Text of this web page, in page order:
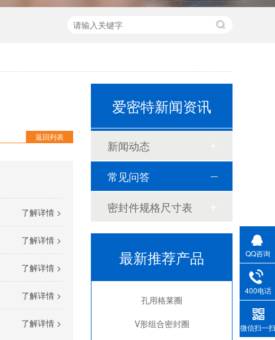
返回列表
了解详情 >
了解详情 >
了解详情 >
了解详情 >
了解详情 >
爱密特新闻资讯
新闻动态
常见问答
密封件规格尺寸表
最新推荐产品
孔用格莱圈
V形组合密封圈
QQ咨询
400电话
微信扫一扫